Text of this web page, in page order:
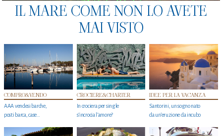
IL MARE COME NON LO AVETE
MAI VISTO
COMPRO&VENDO
AAA vendesi barche,
posti barca, case…
CROCIERE&CHARTER
In crociera per single
s'incrocia l’amore?
IDEE PER LA VACANZA
Santorini, un sogno nato
da un’eruzione da incubo